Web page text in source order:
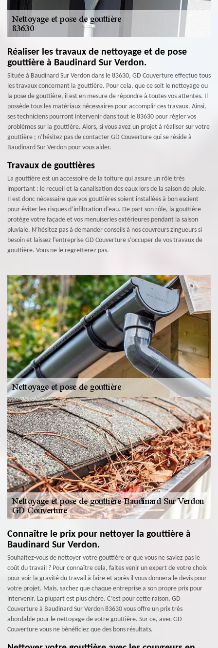
Réaliser les travaux de nettoyage et de pose
gouttière à Baudinard Sur Verdon.
Située à Baudinard Sur Verdon dans le 83630, GD Couverture effectue tous
les travaux concernant la gouttière. Pour cela, que ce soit le nettoyage ou
la pose de gouttière, il est en mesure de répondre à toutes vos attentes. Il
possède tous les matériaux nécessaires pour accomplir ces travaux. Ainsi,
ses techniciens pourront intervenir dans tout le 83630 pour régler vos
problèmes sur la gouttière. Alors, si vous avez un projet à réaliser sur votre
gouttière ; n’hésitez pas de contacter GD Couverture qui se réside à
Baudinard Sur Verdon pour vous aider.
Travaux de gouttières
La gouttière est un accessoire de la toiture qui assure un rôle très
important : le recueil et la canalisation des eaux lors de la saison de pluie.
Il est donc nécessaire que vos gouttières soient installées à bon escient
pour éviter les risques d’infiltration d’eau. De part son rôle, la gouttière
protège votre façade et vos menuiseries extérieures pendant la saison
pluviale. N’hésitez pas à demander conseils à nos couvreurs zingueurs si
besoin et laissez l’entreprise GD Couverture s’occuper de vos travaux de
gouttière. Vous ne le regretterez pas.
Connaître le prix pour nettoyer la gouttière à
Baudinard Sur Verdon.
Souhaitez-vous de nettoyer votre gouttière or que vous ne saviez pas le
coût du travail ? Pour connaître cela, faites venir un expert de votre choix
pour voir la gravité du travail à faire et après il vous donnera le devis pour
votre projet. Mais, sachez que chaque entreprise a son propre prix pour
intervenir. La plupart est plus chère. C’est pour cette raison, GD
Couverture à Baudinard Sur Verdon 83630 vous offre un prix très
abordable pour le nettoyage de votre gouttière. Sur ce, avec GD
Couverture vous ne bénéficiez que des bons résultats.